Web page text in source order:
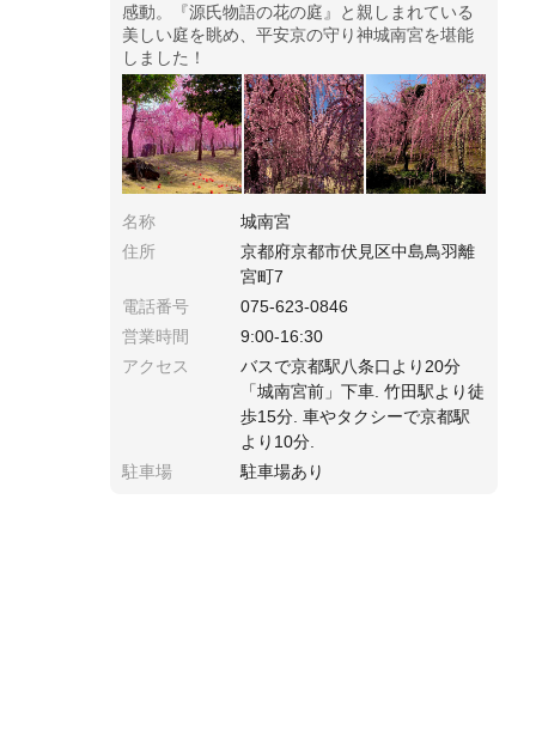
感動。『源氏物語の花の庭』と親しまれている
美しい庭を眺め、平安京の守り神城南宮を堪能
しました！
名称
城南宮
住所
京都府京都市伏見区中島鳥羽離
宮町7
電話番号
075-623-0846
営業時間
9:00-16:30
アクセス
バスで京都駅八条口より20分
「城南宮前」下車. 竹田駅より徒
歩15分. 車やタクシーで京都駅
より10分.
駐車場
駐車場あり